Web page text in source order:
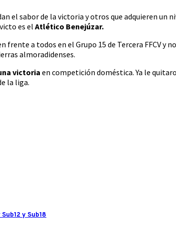
el sabor de la victoria y otros que adquieren un
es el Atlético Benejúzar.
frente a todos en el Grupo 15 de Tercera FFCV y
almoradidenses.
victoria en competición doméstica. Ya le
la liga.
y Sub18